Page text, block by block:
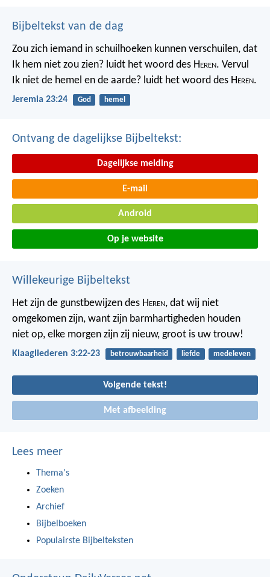
Bijbeltekst van de dag
Zou zich iemand in schuilhoeken kunnen verschuilen, dat
Ik hem niet zou zien? luidt het woord des Heren. Vervul
Ik niet de hemel en de aarde? luidt het woord des Heren.
Jeremia 23:24 God hemel
Ontvang de dagelijkse Bijbeltekst:
Dagelijkse melding
E-mail
Android
Op je website
Willekeurige Bijbeltekst
Het zijn de gunstbewijzen des Heren, dat wij niet
omgekomen zijn, want zijn barmhartigheden houden
niet op, elke morgen zijn zij nieuw, groot is uw trouw!
Klaagliederen 3:22-23 betrouwbaarheid liefde medeleven
Volgende tekst!
Met afbeelding
Lees meer
Thema's
Zoeken
Archief
Bijbelboeken
Populairste Bijbelteksten